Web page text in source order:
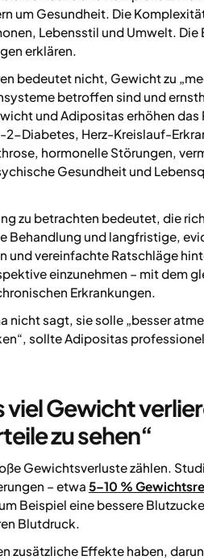
um Gesundheit. Die
Lebensstil und Umwelt. Die
erklären.
bedeutet nicht, Gewicht zu
betroffen sind und
und Adipositas erhöhen das
2-Diabetes, Herz-Kreislauf-
hormonelle Störungen,
Gesundheit und
zu betrachten bedeutet, die
und langfristige,
vereinfachte Ratschläge
einzunehmen – mit dem
Erkrankungen.
nicht sagt, sie solle „besser
sollte Adipositas
Gewicht
zu sehen“
Gewichtsverluste zählen.
– etwa 5–10 %
Beispiel eine bessere
Blutdruck.
zusätzliche Effekte haben,